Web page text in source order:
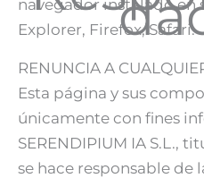
navegador instalado en
Explorer, Firefox, Safari.
RENUNCIA A
Esta página y sus
únicamente con fines
SERENDIPIUM IA S.L.,
se hace responsable